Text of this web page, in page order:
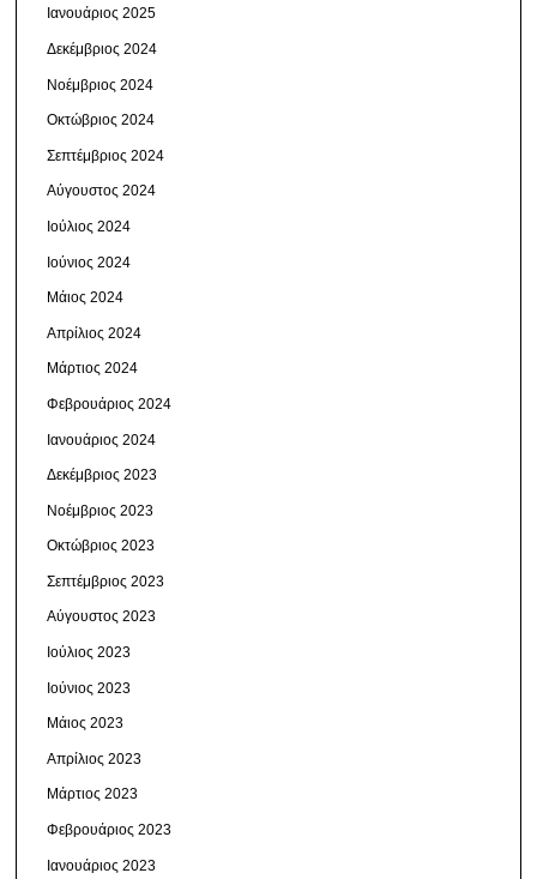
Ιανουάριος 2025
Δεκέμβριος 2024
Νοέμβριος 2024
Οκτώβριος 2024
Σεπτέμβριος 2024
Αύγουστος 2024
Ιούλιος 2024
Ιούνιος 2024
Μάιος 2024
Απρίλιος 2024
Μάρτιος 2024
Φεβρουάριος 2024
Ιανουάριος 2024
Δεκέμβριος 2023
Νοέμβριος 2023
Οκτώβριος 2023
Σεπτέμβριος 2023
Αύγουστος 2023
Ιούλιος 2023
Ιούνιος 2023
Μάιος 2023
Απρίλιος 2023
Μάρτιος 2023
Φεβρουάριος 2023
Ιανουάριος 2023